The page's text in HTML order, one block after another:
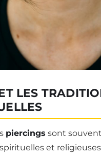
LES
piercings sont
et